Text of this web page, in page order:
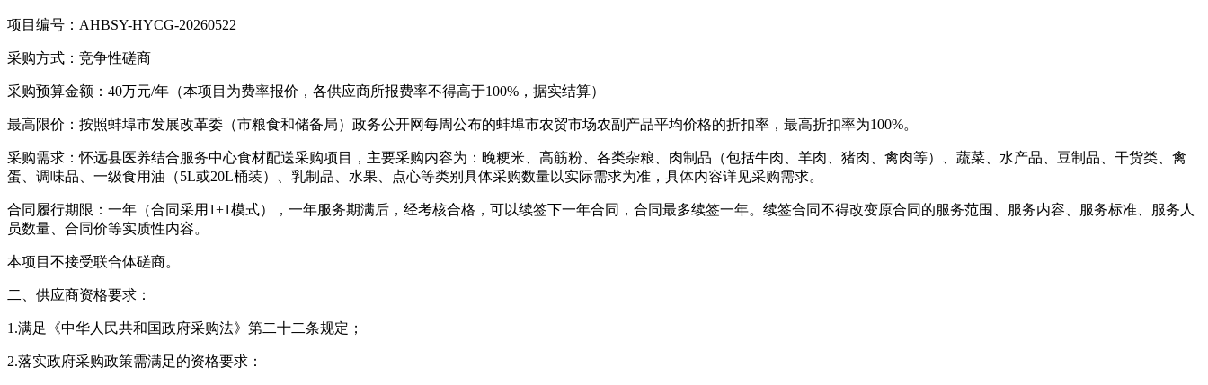
项目编号：AHBSY-HYCG-20260522
采购方式：竞争性磋商
采购预算金额：40万元/年（本项目为费率报价，各供应商所报费率不得高于100%，据实结算）
最高限价：按照蚌埠市发展改革委（市粮食和储备局）政务公开网每周公布的蚌埠市农贸市场农副产品平均价格的折扣率，最高折扣率为100%。
采购需求：怀远县医养结合服务中心食材配送采购项目，主要采购内容为：晚粳米、高筋粉、各类杂粮、肉制品（包括牛肉、羊肉、猪肉、禽肉等）、蔬菜、水产品、豆制品、干货类、禽
蛋、调味品、一级食用油（5L或20L桶装）、乳制品、水果、点心等类别具体采购数量以实际需求为准，具体内容详见采购需求。
合同履行期限：一年（合同采用1+1模式），一年服务期满后，经考核合格，可以续签下一年合同，合同最多续签一年。续签合同不得改变原合同的服务范围、服务内容、服务标准、服务人
员数量、合同价等实质性内容。
本项目不接受联合体磋商。
二、供应商资格要求：
1.满足《中华人民共和国政府采购法》第二十二条规定；
2.落实政府采购政策需满足的资格要求：